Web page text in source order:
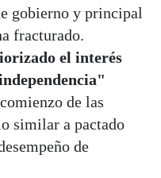
gobierno y principal
fracturado.
el interés
de las
similar a pactado
de